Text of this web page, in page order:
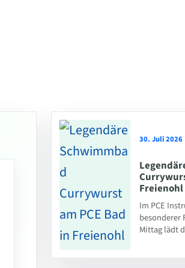
30. Juli 2026
Freienohl
Im PCE
besonderer
Mittag lädt